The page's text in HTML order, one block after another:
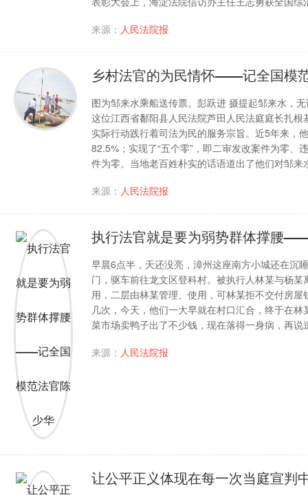
来源： 人民法院报
乡村法官的为民情怀——记全国模
图为邹来水乘船送传票。彭跃进 摄提起邹来水，
这位江西省鄱阳县人民法院芦田人民法庭庭长扎
实际行动践行着司法为民的服务宗旨。近5年来，
82.5%；实现了“五个零”，即二审发改案件为零
件为零。当地老百姓朴实的话语道出了他们对邹
来源： 人民法院报
执行法官就是要为弱势群体撑腰
早晨6点半，天还没亮，漳州这座南方小城还在沉
门，驱车前往龙文区登科村。被执行人林某与杨
用，二层由林某管理、使用，可林某拒不交付房
几次，今天，他们一大早就在村口汇合，终于在
菜市场卖鸭子出了不少钱，现在落得一身病，再
来源： 人民法院报
让公平正义体现在每一次当庭宣